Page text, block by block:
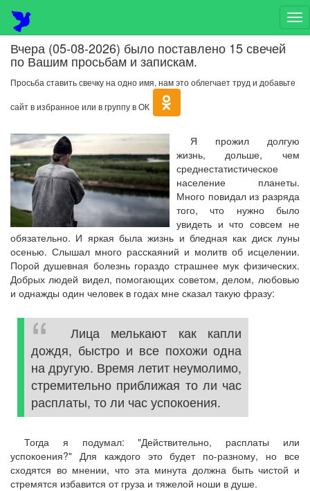
Вчера (05-08-2026) было поставлено 15 свечей
по Вашим просьбам и запискам.
Просьба ставить свечку на одно имя, нам это облегчает труд и добавьте
сайт в избранное или в группу в ОК
Я прожил долгую
жизнь, дольше, чем
среднестатистическое
население планеты.
Много повидал из разряда
того, что нужно было
увидеть и что совсем не
обязательно. И яркая была жизнь и бледная как диск луны
осенью. Слышал много расскаяний и молитв об исцелении.
Порой душевная болезнь гораздо страшнее мук физических.
Добрых людей видел, помогающих советом, делом, любовью
и однажды один человек в годах мне сказал такую фразу:
Лица мелькают как капли
дождя, быстро и все похожи одна
на другую. Время летит неумолимо,
стремительно приближая то ли час
расплаты, то ли час успокоения.
Тогда я подумал: "Действительно, расплаты или
успокоения?" Для каждого это будет по-разному, но все
сходятся во мнении, что эта минута должна быть чистой и
стремятся избавится от груза и тяжелой ноши в душе.